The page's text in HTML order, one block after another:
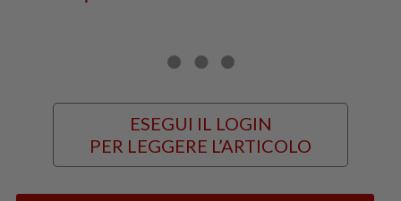
ESEGUI IL LOGIN
PER LEGGERE L’ARTICOLO